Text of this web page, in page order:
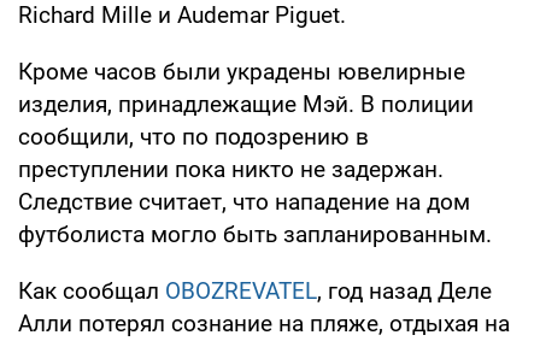
Richard Mille и Audemar Piguet.
Кроме часов были украдены ювелирные
изделия, принадлежащие Мэй. В полиции
сообщили, что по подозрению в
преступлении пока никто не задержан.
Следствие считает, что нападение на дом
футболиста могло быть запланированным.
Как сообщал OBOZREVATEL, год назад Деле
Алли потерял сознание на пляже, отдыхая на